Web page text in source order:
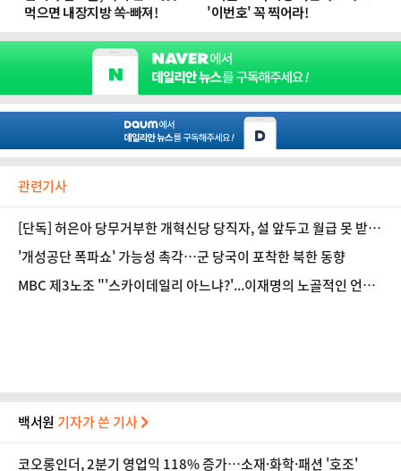
관련기사
[단독] 허은아 당무거부한 개혁신당 당직자, 설 앞두고 월급 못 받았
다
'개성공단 폭파쇼' 가능성 촉각…군 당국이 포착한 북한 동향
MBC 제3노조 "'스카이데일리 아느냐?'...이재명의 노골적인 언론
백서원 기자가 쓴 기사
코오롱인더, 2분기 영업익 118% 증가…소재·화학·패션 '호조'